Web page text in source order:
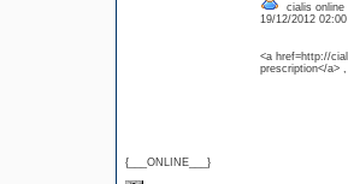
{___ONLINE___}
cialis online
19/12/2012
<a href=http://
prescription</a>